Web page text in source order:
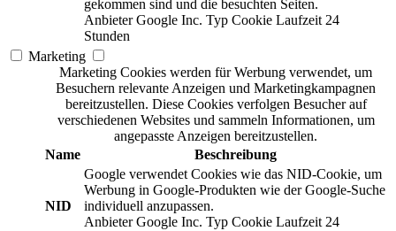
gekommen sind und die besuchten Seiten.
Anbieter Google Inc. Typ Cookie Laufzeit 24
Stunden
Marketing
Marketing Cookies werden für Werbung verwendet, um
Besuchern relevante Anzeigen und Marketingkampagnen
bereitzustellen. Diese Cookies verfolgen Besucher auf
verschiedenen Websites und sammeln Informationen, um
angepasste Anzeigen bereitzustellen.
Name
Beschreibung
NID
Google verwendet Cookies wie das NID-Cookie, um
Werbung in Google-Produkten wie der Google-Suche
individuell anzupassen.
Anbieter Google Inc. Typ Cookie Laufzeit 24